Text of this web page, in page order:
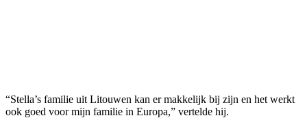
“Stella’s familie uit Litouwen kan er makkelijk bij zijn en het werkt
ook goed voor mijn familie in Europa,” vertelde hij.